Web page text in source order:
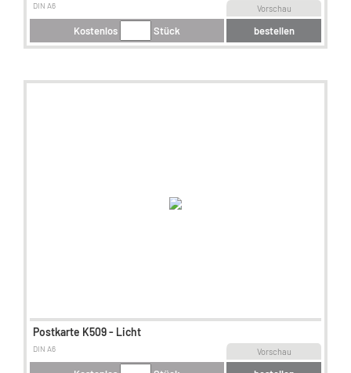
Vorschau
DIN A6
Kostenlos Stück bestellen
Postkarte K509 - Licht
Vorschau
DIN A6